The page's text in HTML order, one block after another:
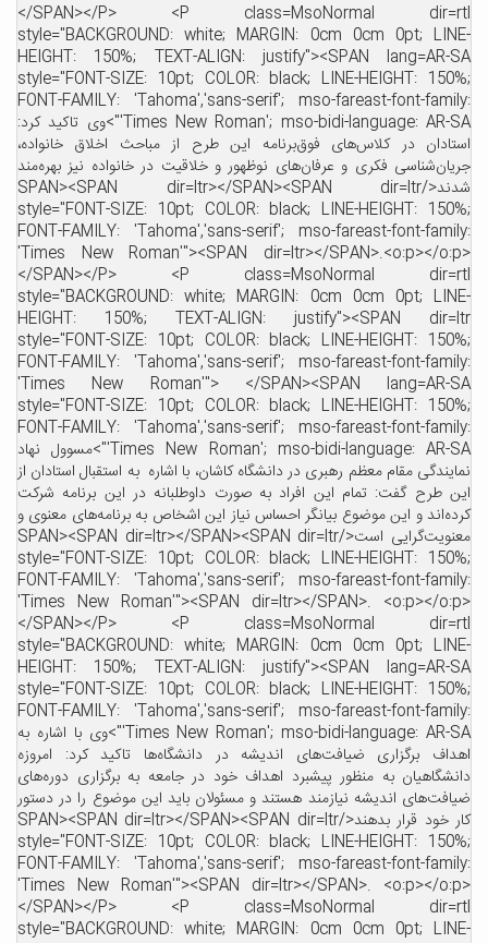
</SPAN></P> <P class=MsoNormal dir=rtl
style="BACKGROUND: white; MARGIN: 0cm 0cm 0pt; LINE-
HEIGHT: 150%; TEXT-ALIGN: justify"><SPAN lang=AR-SA
style="FONT-SIZE: 10pt; COLOR: black; LINE-HEIGHT: 150%;
FONT-FAMILY: 'Tahoma','sans-serif'; mso-fareast-font-family:
'Times New Roman'; mso-bidi-language: AR-SA">وی تاکید کرد:
استادان در کلاس‌های فوق‌برنامه این طرح از مباحث اخلاق خانواده،
جریان‌شناسی فکری و عرفان‌های نوظهور و خلاقیت در خانواده نیز بهره‌مند
شدند</SPAN><SPAN dir=ltr></SPAN><SPAN dir=ltr
style="FONT-SIZE: 10pt; COLOR: black; LINE-HEIGHT: 150%;
FONT-FAMILY: 'Tahoma','sans-serif'; mso-fareast-font-family:
'Times New Roman'"><SPAN dir=ltr></SPAN>.<o:p></o:p>
</SPAN></P> <P class=MsoNormal dir=rtl
style="BACKGROUND: white; MARGIN: 0cm 0cm 0pt; LINE-
HEIGHT: 150%; TEXT-ALIGN: justify"><SPAN dir=ltr
style="FONT-SIZE: 10pt; COLOR: black; LINE-HEIGHT: 150%;
FONT-FAMILY: 'Tahoma','sans-serif'; mso-fareast-font-family:
'Times New Roman'"> </SPAN><SPAN lang=AR-SA
style="FONT-SIZE: 10pt; COLOR: black; LINE-HEIGHT: 150%;
FONT-FAMILY: 'Tahoma','sans-serif'; mso-fareast-font-family:
'Times New Roman'; mso-bidi-language: AR-SA">مسوول نهاد
نمایندگی مقام معظم رهبری در دانشگاه کاشان، با اشاره به استقبال استادان از
این طرح گفت: تمام این افراد به صورت داوطلبانه در این برنامه شرکت
کرده‌اند و این موضوع بیانگر احساس نیاز این اشخاص به برنامه‌های معنوی و
معنویت‌گرایی است</SPAN><SPAN dir=ltr></SPAN><SPAN dir=ltr
style="FONT-SIZE: 10pt; COLOR: black; LINE-HEIGHT: 150%;
FONT-FAMILY: 'Tahoma','sans-serif'; mso-fareast-font-family:
'Times New Roman'"><SPAN dir=ltr></SPAN>. <o:p></o:p>
</SPAN></P> <P class=MsoNormal dir=rtl
style="BACKGROUND: white; MARGIN: 0cm 0cm 0pt; LINE-
HEIGHT: 150%; TEXT-ALIGN: justify"><SPAN lang=AR-SA
style="FONT-SIZE: 10pt; COLOR: black; LINE-HEIGHT: 150%;
FONT-FAMILY: 'Tahoma','sans-serif'; mso-fareast-font-family:
'Times New Roman'; mso-bidi-language: AR-SA">وی با اشاره به
اهداف برگزاری ضیافت‌های اندیشه در دانشگاه‌ها تاکید کرد: امروزه
دانشگاهیان به منظور پیشبرد اهداف خود در جامعه به برگزاری دوره‌های
ضیافت‌های اندیشه نیازمند هستند و مسئولان باید این موضوع را در دستور
کار خود قرار بدهند</SPAN><SPAN dir=ltr></SPAN><SPAN dir=ltr
style="FONT-SIZE: 10pt; COLOR: black; LINE-HEIGHT: 150%;
FONT-FAMILY: 'Tahoma','sans-serif'; mso-fareast-font-family:
'Times New Roman'"><SPAN dir=ltr></SPAN>. <o:p></o:p>
</SPAN></P> <P class=MsoNormal dir=rtl
style="BACKGROUND: white; MARGIN: 0cm 0cm 0pt; LINE-